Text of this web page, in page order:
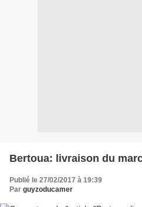
Bertoua: livraison du
Publié le 27/02/2017 à 19:39
Par guyzoducamer